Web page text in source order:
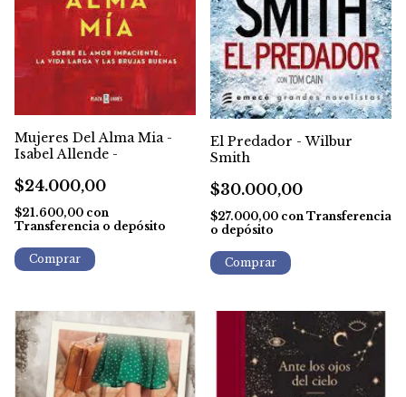
Mujeres Del Alma Mia -
Isabel Allende -
$24.000,00
$21.600,00 con
Transferencia o depósito
El Predador - Wilbur
Smith
$30.000,00
$27.000,00 con Transferencia
o depósito